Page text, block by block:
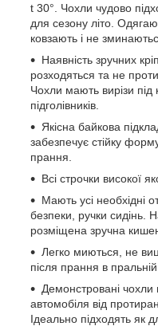
t 30°. Чохли чудово
для сезону літо.
ковзають і не
Наявність зручних
розходяться та не
Чохли мають вирізи під
підголівників.
Якісна байкова
забезпечує стійку
прання.
Всі строчки високої
Мають усі необхідні
безпеки, ручки сидінь.
розміщена зручна
Легко миються, не
після прання в
Демонстровані
автомобіля від
Ідеально підходять як